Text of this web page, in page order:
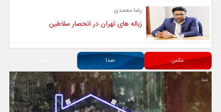
رضا محمدی
زباله های تهران در انحصار سلاطین
عکس صدا